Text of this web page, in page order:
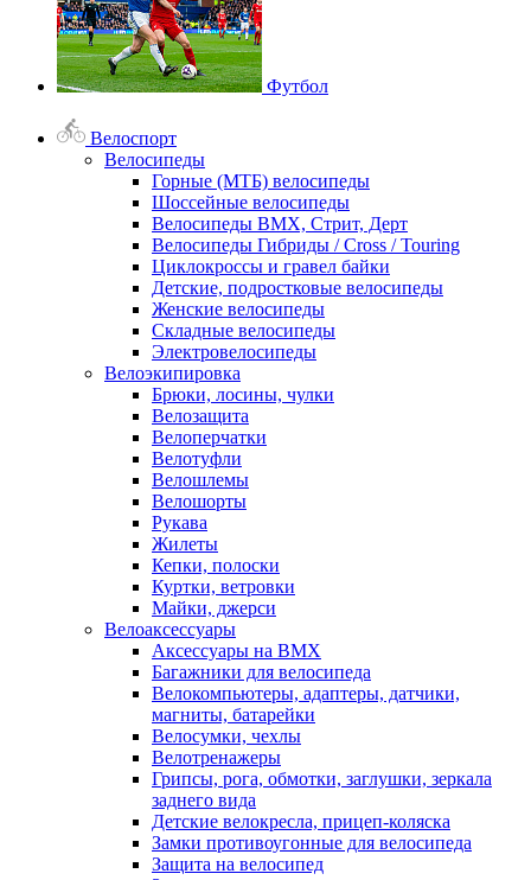
Футбол
Велоспорт
Велосипеды
Горные (МТБ) велосипеды
Шоссейные велосипеды
Велосипеды BMX, Стрит, Дерт
Велосипеды Гибриды / Cross / Touring
Циклокроссы и гравел байки
Детские, подростковые велосипеды
Женские велосипеды
Складные велосипеды
Электровелосипеды
Велоэкипировка
Брюки, лосины, чулки
Велозащита
Велоперчатки
Велотуфли
Велошлемы
Велошорты
Рукава
Жилеты
Кепки, полоски
Куртки, ветровки
Майки, джерси
Велоаксессуары
Аксессуары на BMX
Багажники для велосипеда
Велокомпьютеры, адаптеры, датчики,
магниты, батарейки
Велосумки, чехлы
Велотренажеры
Грипсы, рога, обмотки, заглушки, зеркала
заднего вида
Детские велокресла, прицеп-коляска
Замки противоугонные для велосипеда
Защита на велосипед